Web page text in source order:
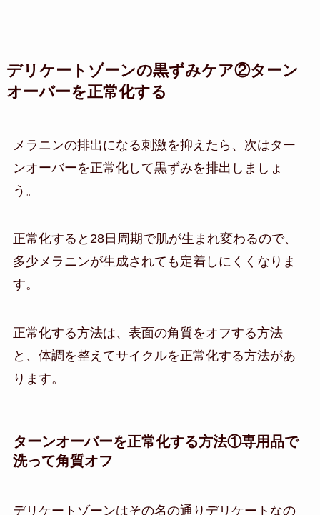
デリケートゾーンの黒ずみケア②ターン
オーバーを正常化する
メラニンの排出になる刺激を抑えたら、次はター
ンオーバーを正常化して黒ずみを排出しましょ
う。
正常化すると28日周期で肌が生まれ変わるので、
多少メラニンが生成されても定着しにくくなりま
す。
正常化する方法は、表面の角質をオフする方法
と、体調を整えてサイクルを正常化する方法があ
ります。
ターンオーバーを正常化する方法①専用品で
洗って角質オフ
デリケートゾーンはその名の通りデリケートなの